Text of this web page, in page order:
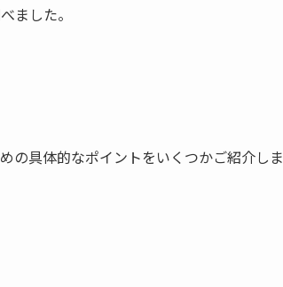
ました。
の具体的なポイントをいくつかご紹介しま